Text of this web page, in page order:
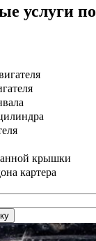
услуги
крышки
картера